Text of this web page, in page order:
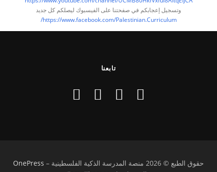
وتسجيل إعجابكم في صفحتنا على الفيسبوك ليصلكم كل جديد
https://www.facebook.com/Palestinian.Curriculum/
تابعنا
حقوق الطبع © 2026 منصة المدرسة الذكية الفلسطينية –
OnePress